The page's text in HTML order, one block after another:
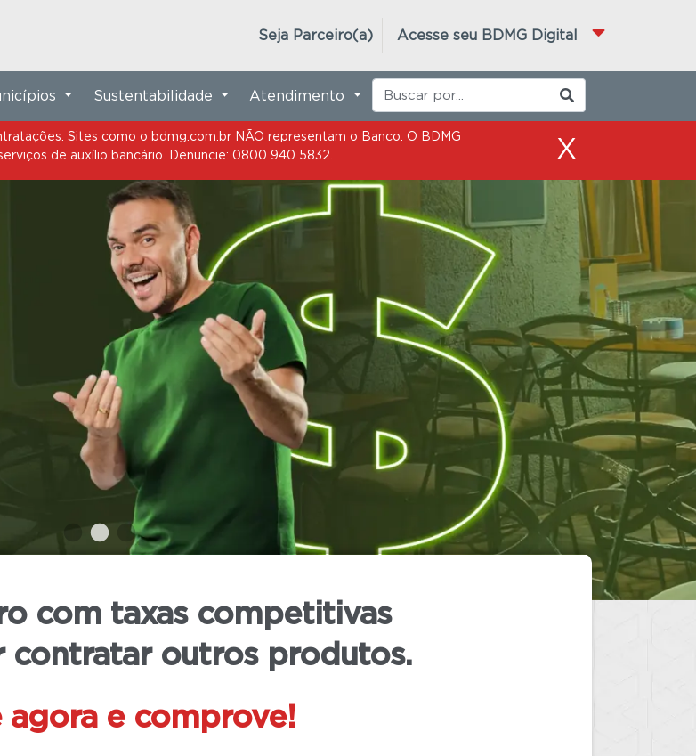
Acesse seu BDMG Digital
Seja Parceiro(a)
de auxílio bancário. Denuncie: 0800 940 5832.
X
e em conformidade
site exclusivamente os
oferecidos pelo Banco.
aos clientes
Tribunal Regional Eleitoral
Sustentabilidade Atendimento
Sites como o bdmg.com.br NÃO representam o Banco. O BDMG
de auxílio bancário. Denuncie: 0800 940 5832.
X
com taxas competitivas
contratar outros produtos.
agora ecomprove!